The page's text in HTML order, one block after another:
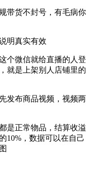
带货不封号，有毛病你
明真实有效
个微信就给直播的人登
就是上架别人店铺里的
发布商品视频，视频两
是正常物品，结算收溢
10%，数据可以在自己